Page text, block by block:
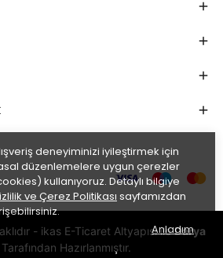
deneyiminizi iyileştirmek için
düzenlemelere uygun çerezler
kullanıyoruz. Detaylı bilgiye
ve Çerez Politikası sayfamızdan
Anladım
- ikas E-Ticaret Altyapısı ileDarya
Tarafından Hazırlanmıştır.